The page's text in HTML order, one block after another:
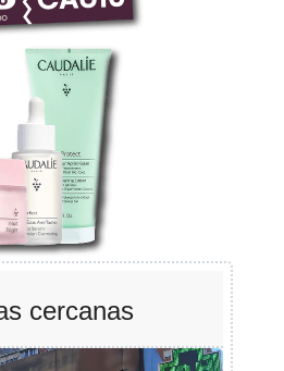
cercanas